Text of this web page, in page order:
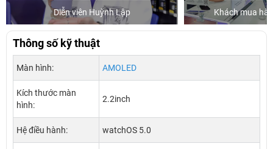
Diễn viên Huỳnh Lập Khách mua
Thông số kỹ thuật
Màn hình: AMOLED
Kích thước màn
hình:
2.2inch
Hệ điều hành: watchOS 5.0